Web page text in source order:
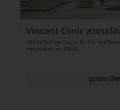
Vincent Clinic สาขาอโ
388 Exchange Tower ชั้น 3 ถ. สุขุมวิท แ
กรุงเทพมหานคร 10110
ดูรายละเอี